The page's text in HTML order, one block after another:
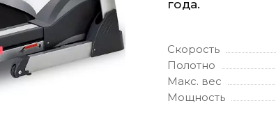
года.
Скорость
Полотно
Макс. вес
Мощность